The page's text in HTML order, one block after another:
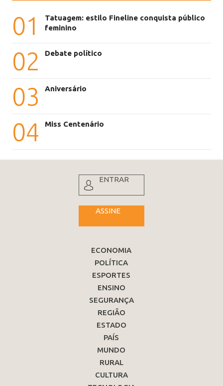
01
Tatuagem: estilo Fineline conquista público
feminino
02 Debate político
03 Aniversário
04 Miss Centenário
ENTRAR
ASSINE
ECONOMIA
POLÍTICA
ESPORTES
ENSINO
SEGURANÇA
REGIÃO
ESTADO
PAÍS
MUNDO
RURAL
CULTURA